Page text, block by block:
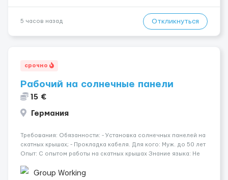
5 часов назад Откликнуться
срочно
Рабочий на солнечные панели
15 €
Германия
Требования: Обязанности: - Установка солнечных панелей на
скатных крышах; - Прокладка кабеля. Для кого: Муж. до 50 лет
Опыт: С опытом работы на скатных крышах Знание языка: Не
Германия, Буцбах Условия...
Group Working